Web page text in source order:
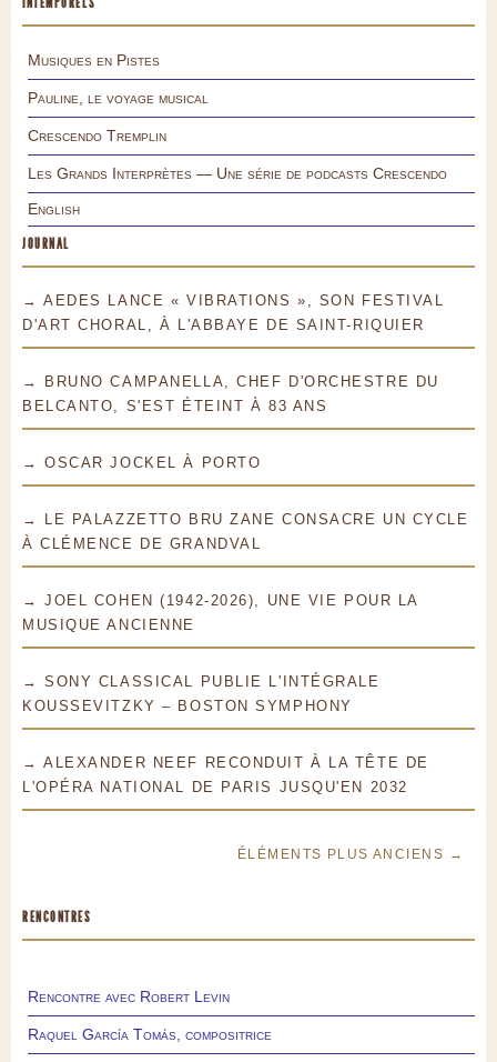
Musiques en Pistes
Pauline, le voyage musical
Crescendo Tremplin
Les Grands Interprètes — Une série de podcasts Crescendo
English
JOURNAL
→ AEDES LANCE « VIBRATIONS », SON FESTIVAL
D'ART CHORAL, À L'ABBAYE DE SAINT-RIQUIER
→ BRUNO CAMPANELLA, CHEF D'ORCHESTRE DU
BELCANTO, S'EST ÉTEINT À 83 ANS
→ OSCAR JOCKEL À PORTO
→ LE PALAZZETTO BRU ZANE CONSACRE UN CYCLE
À CLÉMENCE DE GRANDVAL
→ JOEL COHEN (1942-2026), UNE VIE POUR LA
MUSIQUE ANCIENNE
→ SONY CLASSICAL PUBLIE L'INTÉGRALE
KOUSSEVITZKY – BOSTON SYMPHONY
→ ALEXANDER NEEF RECONDUIT À LA TÊTE DE
L'OPÉRA NATIONAL DE PARIS JUSQU'EN 2032
ÉLÉMENTS PLUS ANCIENS →
RENCONTRES
Rencontre avec Robert Levin
Raquel García Tomás, compositrice